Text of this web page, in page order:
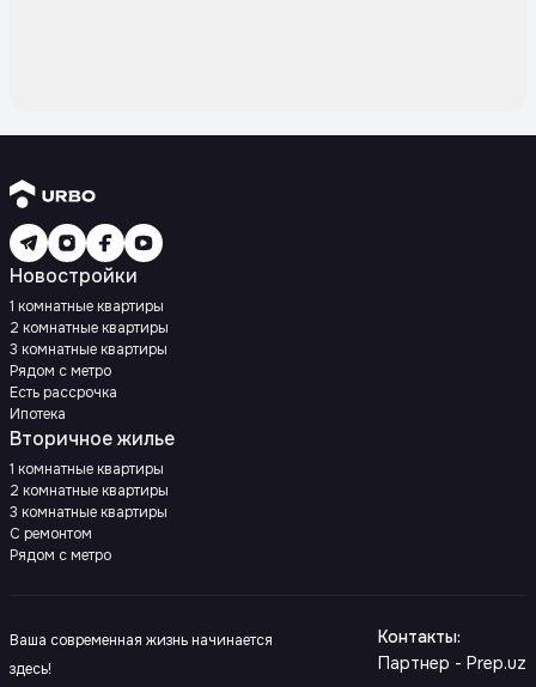
Новостройки
1 комнатные квартиры
2 комнатные квартиры
3 комнатные квартиры
Рядом с метро
Есть рассрочка
Ипотека
Вторичное жилье
1 комнатные квартиры
2 комнатные квартиры
3 комнатные квартиры
С ремонтом
Рядом с метро
Ваша современная жизнь начинается
здесь!
Контакты:
Партнер - Prep.uz